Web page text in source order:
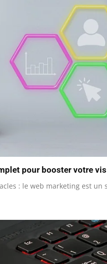
pour booster votre
: le web marketing est